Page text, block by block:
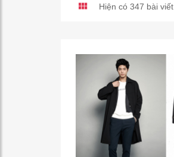
Hiện có 347 bài viết